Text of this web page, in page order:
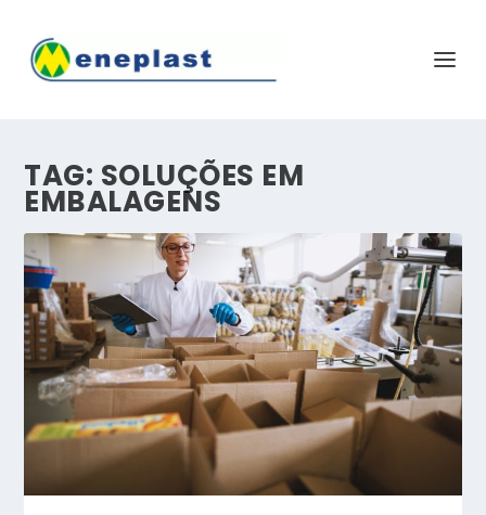
TAG: SOLUÇÕES EM
EMBALAGENS